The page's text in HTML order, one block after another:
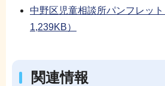
中野区児童相談所パンフレット
1,239KB）
関連情報